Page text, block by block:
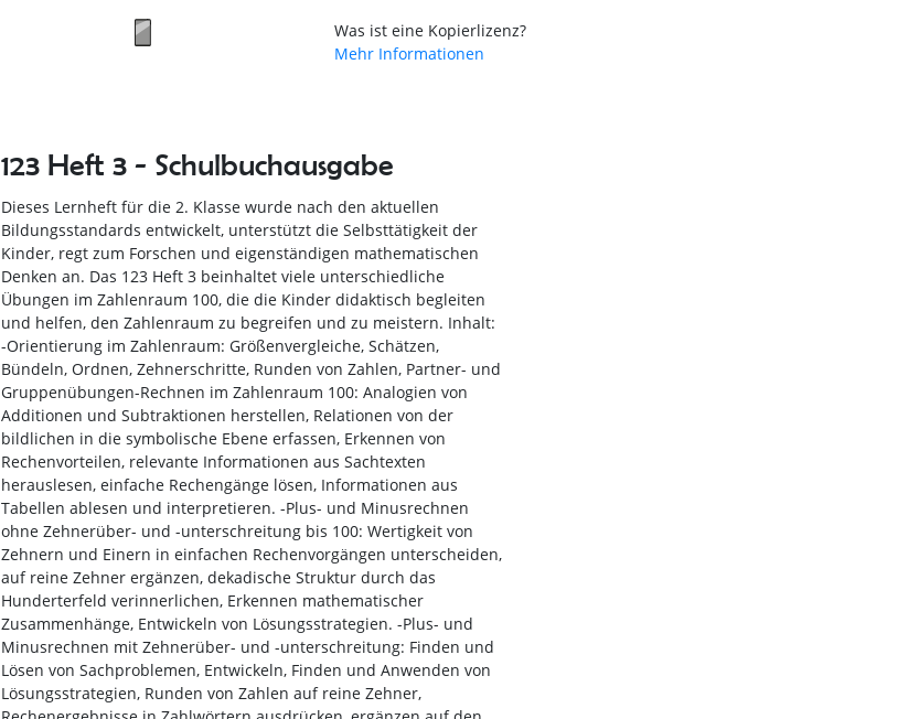
Was ist eine Kopierlizenz?
Mehr Informationen
123 Heft 3 - Schulbuchausgabe
Dieses Lernheft für die 2. Klasse wurde nach den aktuellen
Bildungsstandards entwickelt, unterstützt die Selbsttätigkeit der
Kinder, regt zum Forschen und eigenständigen mathematischen
Denken an. Das 123 Heft 3 beinhaltet viele unterschiedliche
Übungen im Zahlenraum 100, die die Kinder didaktisch begleiten
und helfen, den Zahlenraum zu begreifen und zu meistern. Inhalt:
-Orientierung im Zahlenraum: Größenvergleiche, Schätzen,
Bündeln, Ordnen, Zehnerschritte, Runden von Zahlen, Partner- und
Gruppenübungen-Rechnen im Zahlenraum 100: Analogien von
Additionen und Subtraktionen herstellen, Relationen von der
bildlichen in die symbolische Ebene erfassen, Erkennen von
Rechenvorteilen, relevante Informationen aus Sachtexten
herauslesen, einfache Rechengänge lösen, Informationen aus
Tabellen ablesen und interpretieren. -Plus- und Minusrechnen
ohne Zehnerüber- und -unterschreitung bis 100: Wertigkeit von
Zehnern und Einern in einfachen Rechenvorgängen unterscheiden,
auf reine Zehner ergänzen, dekadische Struktur durch das
Hunderterfeld verinnerlichen, Erkennen mathematischer
Zusammenhänge, Entwickeln von Lösungsstrategien. -Plus- und
Minusrechnen mit Zehnerüber- und -unterschreitung: Finden und
Lösen von Sachproblemen, Entwickeln, Finden und Anwenden von
Lösungsstrategien, Runden von Zahlen auf reine Zehner,